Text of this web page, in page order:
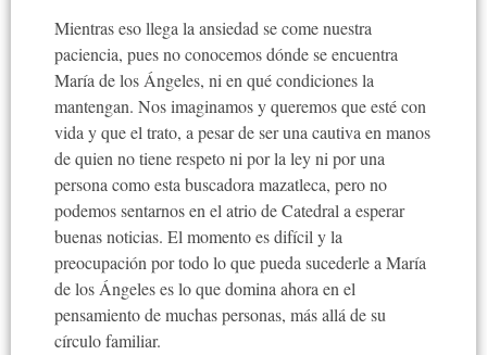
Mientras eso llega la ansiedad se come nuestra
paciencia, pues no conocemos dónde se encuentra
María de los Ángeles, ni en qué condiciones la
mantengan. Nos imaginamos y queremos que esté con
vida y que el trato, a pesar de ser una cautiva en manos
de quien no tiene respeto ni por la ley ni por una
persona como esta buscadora mazatleca, pero no
podemos sentarnos en el atrio de Catedral a esperar
buenas noticias. El momento es difícil y la
preocupación por todo lo que pueda sucederle a María
de los Ángeles es lo que domina ahora en el
pensamiento de muchas personas, más allá de su
círculo familiar.